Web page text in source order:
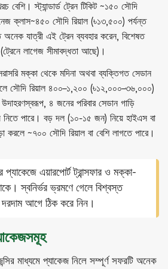
বেশি। স্ট্যান্ডার্ড ট্রেন টিকিট ~১৫০ সৌদি
ক্লাস~৪৫০ সৌদি রিয়াল (৳১৩,৫০০) পর্যন্ত
অনেক যাত্রী এই ট্রেন ব্যবহার করেন, বিশেষত
লাগেজ সীমাবদ্ধতা আছে)।
মক্কা থেকে মদিনা অথবা ব্যক্তিগত সেডান
সৌদি রিয়াল ৪০০–১,২০০ (৳১২,০০০–৩৬,০০০)
৪ জনের পরিবার সেডান গাড়ি
নিতে পারে। বড় দল (১০-১৫ জন) নিয়ে হাইএস বা
করলে ~৭০০ সৌদি রিয়াল বা বেশি লাগতে পারে।
প্যাকেজে এয়ারপোর্ট ট্রান্সফার ও মক্কা-
স্বনির্ভর ভ্রমণে গেলে বিশ্বস্ত
আগে ঠিক করে নিন।
মাধ্যমে প্যাকেজ নিলে সম্পূর্ণ সফরটি অনেক